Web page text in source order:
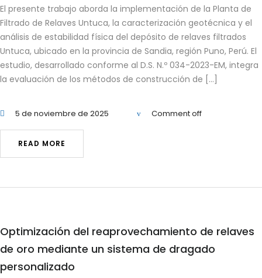
El presente trabajo aborda la implementación de la Planta de
Filtrado de Relaves Untuca, la caracterización geotécnica y el
análisis de estabilidad física del depósito de relaves filtrados
Untuca, ubicado en la provincia de Sandia, región Puno, Perú. El
estudio, desarrollado conforme al D.S. N.º 034-2023-EM, integra
la evaluación de los métodos de construcción de […]
5 de noviembre de 2025 Comment off
READ MORE
Optimización del reaprovechamiento de relaves
de oro mediante un sistema de dragado
personalizado